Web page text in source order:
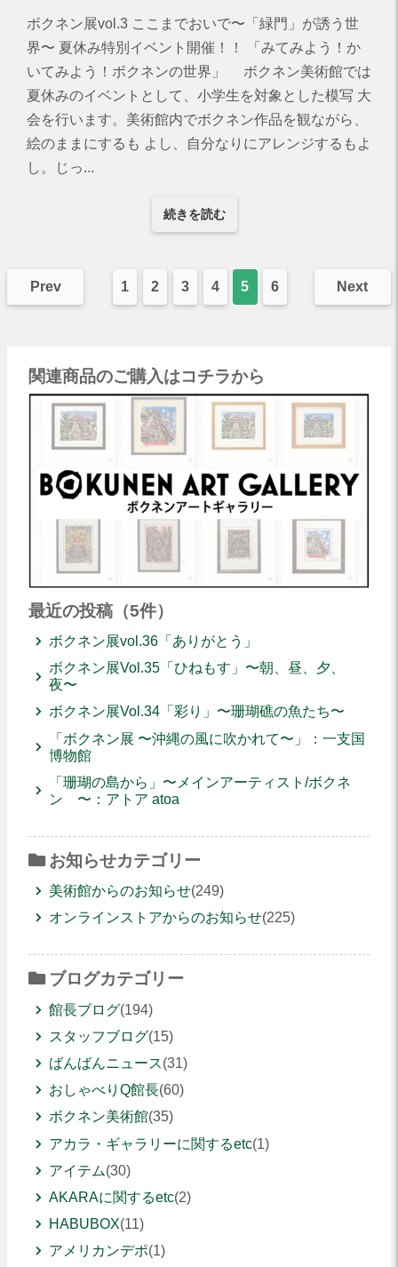
ボクネン展vol.3 ここまでおいで〜「緑門」が誘う世
界〜 夏休み特別イベント開催！！ 「みてみよう！か
いてみよう！ボクネンの世界」 ボクネン美術館では
夏休みのイベントとして、小学生を対象とした模写 大
会を行います。美術館内でボクネン作品を観ながら、
絵のままにするも よし、自分なりにアレンジするもよ
し。じっ...
続きを読む
Prev 1 2 3 4 5 6 Next
関連商品のご購入はコチラから
最近の投稿（5件）
ボクネン展vol.36「ありがとう」
ボクネン展Vol.35「ひねもす」〜朝、昼、夕、
夜〜
ボクネン展Vol.34「彩り」〜珊瑚礁の魚たち〜
「ボクネン展 〜沖縄の風に吹かれて〜」：一支国
博物館
「珊瑚の島から」〜メインアーティスト/ボクネ
ン 〜：アトア atoa
お知らせカテゴリー
美術館からのお知らせ(249)
オンラインストアからのお知らせ(225)
ブログカテゴリー
館長ブログ(194)
スタッフブログ(15)
ばんばんニュース(31)
おしゃべりQ館長(60)
ボクネン美術館(35)
アカラ・ギャラリーに関するetc(1)
アイテム(30)
AKARAに関するetc(2)
HABUBOX(11)
アメリカンデポ(1)